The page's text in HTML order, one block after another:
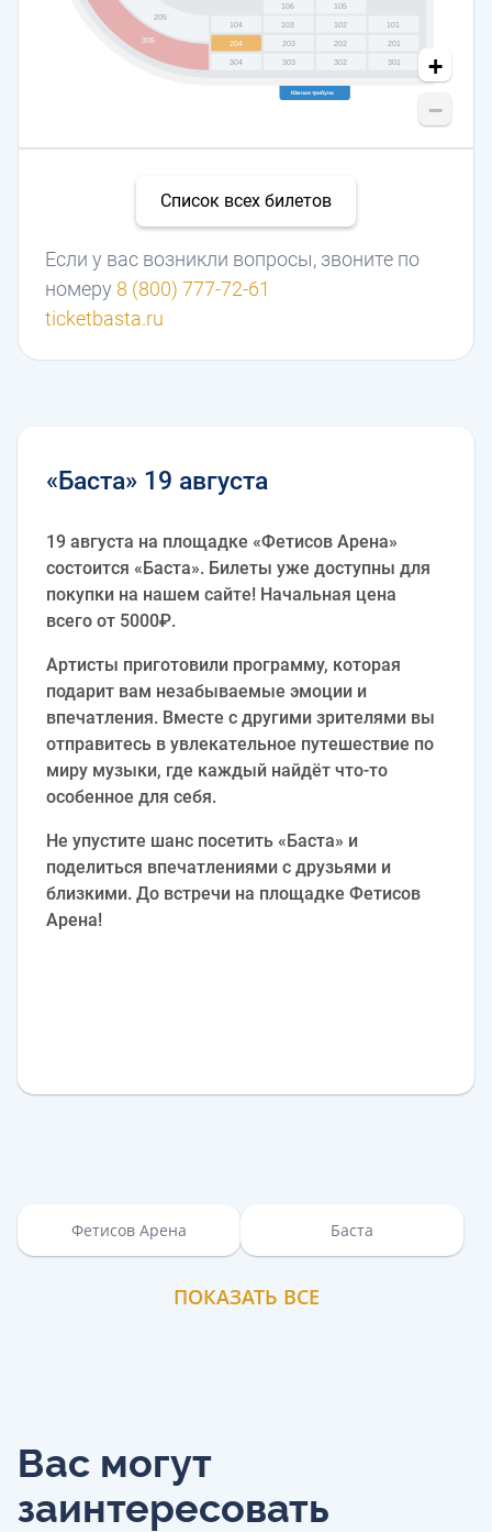
Южная трибуна
101
102
103
104
105
106
201
202
203
204
205
301
302
303
304
305
+
−
ticketbasta.ru
Если у вас возникли вопросы, звоните по
номеру 8 (800) 777-72-61
Список всех билетов
«Баста» 19 августа
19 августа на площадке «Фетисов Арена»
состоится «Баста». Билеты уже доступны для
покупки на нашем сайте! Начальная цена
всего от 5000₽.
Артисты приготовили программу, которая
подарит вам незабываемые эмоции и
впечатления. Вместе с другими зрителями вы
отправитесь в увлекательное путешествие по
миру музыки, где каждый найдёт что-то
особенное для себя.
Не упустите шанс посетить «Баста» и
поделиться впечатлениями с друзьями и
близкими. До встречи на площадке Фетисов
Арена!
Фетисов Арена Баста
ПОКАЗАТЬ ВСЕ
Вас могут
заинтересовать